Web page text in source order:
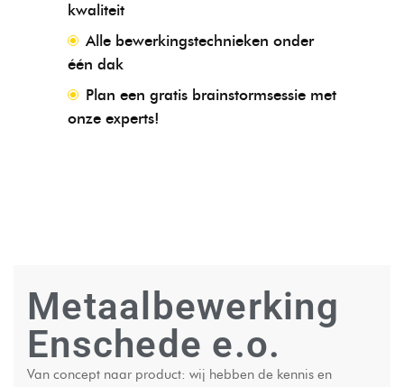
kwaliteit
Alle bewerkingstechnieken onder
één dak
Plan een gratis brainstormsessie met
onze experts!
Metaalbewerking
Enschede e.o.
Van concept naar product: wij hebben de kennis en